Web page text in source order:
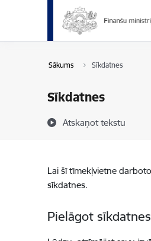
Pāriet uz lapas saturu
Sākums Sīkdatnes
Sīkdatnes
Atskaņot tekstu
Lai šī tīmekļvietne
sīkdatnes.
Pielāgot sīkdatnes